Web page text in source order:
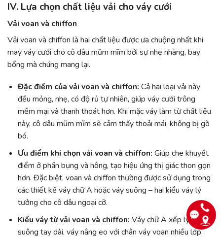
IV. Lựa chọn chất liệu vải cho váy cưới
Vải voan và chiffon
Vải voan và chiffon là hai chất liệu được ưa chuộng nhất khi
may váy cưới cho cô dâu mũm mĩm bởi sự nhẹ nhàng, bay
bổng mà chúng mang lại.
Đặc điểm của vải voan và chiffon: Cả hai loại vải này
đều mỏng, nhẹ, có độ rủ tự nhiên, giúp váy cưới trông
mềm mại và thanh thoát hơn. Khi mặc váy làm từ chất liệu
này, cô dâu mũm mĩm sẽ cảm thấy thoải mái, không bị gò
bó.
Ưu điểm khi chọn vải voan và chiffon: Giúp che khuyết
điểm ở phần bụng và hông, tạo hiệu ứng thị giác thon gọn
hơn. Đặc biệt, voan và chiffon thường được sử dụng trong
các thiết kế váy chữ A hoặc váy suông – hai kiểu váy lý
tưởng cho cô dâu ngoại cỡ.
Kiểu váy từ vải voan và chiffon: Váy chữ A xếp ly, váy
suông tay dài, váy nâng eo với chân váy voan nhiều lớp.